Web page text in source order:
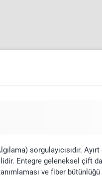
sorgulayıcısıdır.
Entegre geleneksel çift
ve fiber